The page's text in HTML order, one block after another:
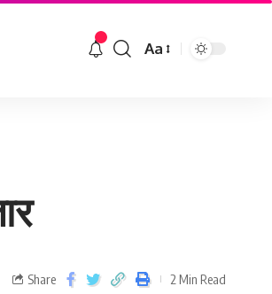
Aa
Share 2 Min Read